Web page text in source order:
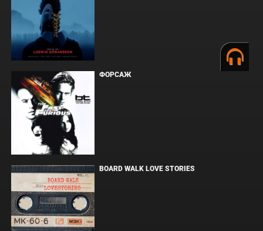
ФОРСАЖ
BOARD WALK LOVE STORIES